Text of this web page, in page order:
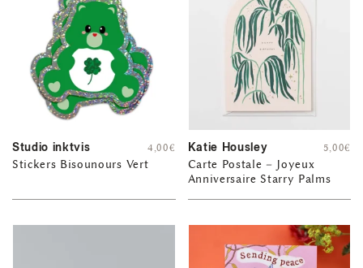
Studio inktvis
Stickers Bisounours Vert
4,00€ Katie Housley
Carte Postale – Joyeux
Anniversaire Starry Palms
5,00€